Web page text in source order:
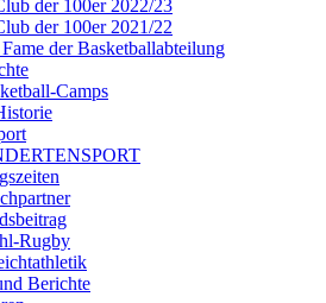
der 100er 2022/23
der 100er 2021/22
der Basketballabteilung
Camps
Rugby
Berichte